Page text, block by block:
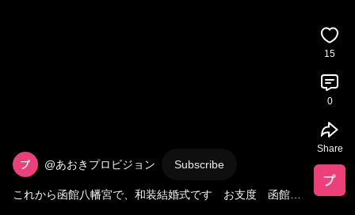
@あおきプロビジョン Subscribe
これから函館八幡宮で、和装結婚式です　お支度　函館
15
0
Share